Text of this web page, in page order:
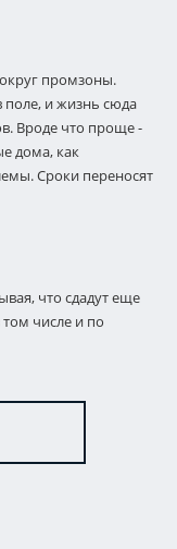
промзоны.
поле, и жизнь сюда
Вроде что проще -
дома, как
Сроки переносят
что сдадут еще
числе и по